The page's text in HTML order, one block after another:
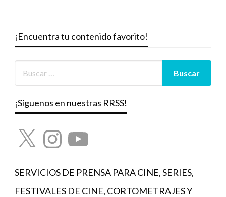
¡Encuentra tu contenido favorito!
¡Síguenos en nuestras RRSS!
X InstagramYouTube
SERVICIOS DE PRENSA PARA CINE, SERIES,
FESTIVALES DE CINE, CORTOMETRAJES Y